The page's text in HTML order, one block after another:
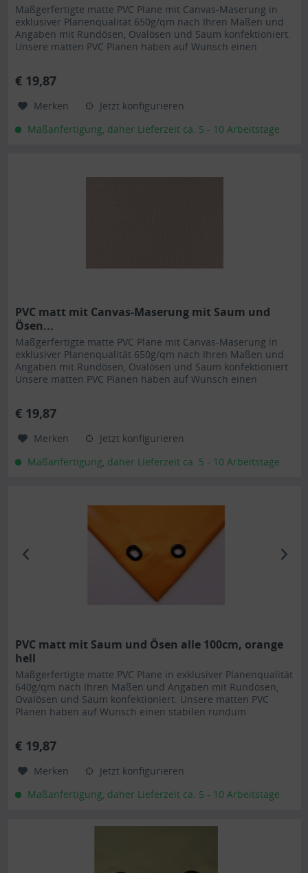
Maßgerfertigte matte PVC Plane mit Canvas-Maserung in
exklusiver Planenqualität 650g/qm nach Ihren Maßen und
Angaben mit Rundösen, Ovalösen und Saum konfektioniert.
Unsere matten PVC Planen haben auf Wunsch einen
€ 19,87
Merken
Jetzt konfigurieren
Maßanfertigung, daher Lieferzeit ca. 5 - 10 Arbeitstage
PVC matt mit Canvas-Maserung mit Saum und
Ösen...
Maßgerfertigte matte PVC Plane mit Canvas-Maserung in
exklusiver Planenqualität 650g/qm nach Ihren Maßen und
Angaben mit Rundösen, Ovalösen und Saum konfektioniert.
Unsere matten PVC Planen haben auf Wunsch einen
€ 19,87
Merken
Jetzt konfigurieren
Maßanfertigung, daher Lieferzeit ca. 5 - 10 Arbeitstage
PVC matt mit Saum und Ösen alle 100cm, orange
hell
Maßgerfertigte matte PVC Plane in exklusiver Planenqualität
640g/qm nach Ihren Maßen und Angaben mit Rundösen,
Ovalösen und Saum konfektioniert. Unsere matten PVC
Planen haben auf Wunsch einen stabilen rundum
€ 19,87
Merken
Jetzt konfigurieren
Maßanfertigung, daher Lieferzeit ca. 5 - 10 Arbeitstage